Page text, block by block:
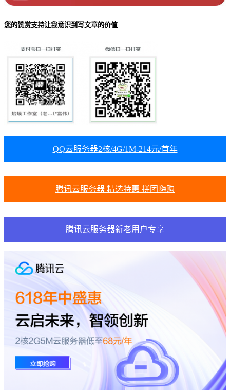
您的赞赏支持让我意识到写文章的价值
QQ云服务器2核/4G/1M-214元/首年
腾讯云服务器 精选特惠 拼团嗨购
腾讯云服务器新老用户专享